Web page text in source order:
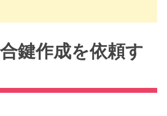
鍵作成を依頼す